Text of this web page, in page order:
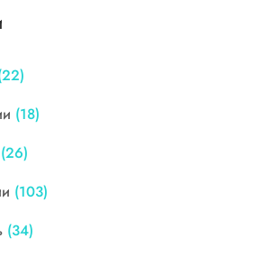
(18)
(26)
(103)
(34)